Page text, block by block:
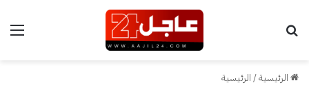
الرئيسية/ الرئيسية